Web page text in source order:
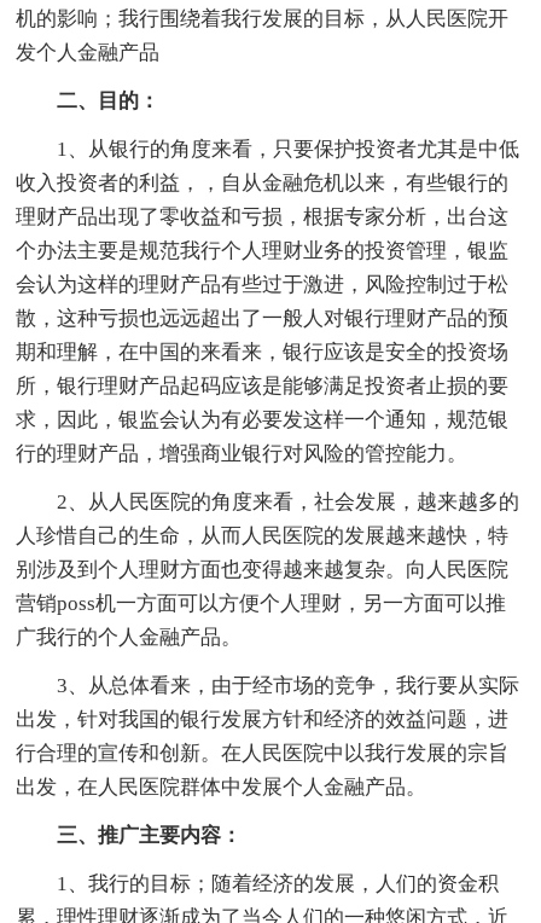
机的影响；我行围绕着我行发展的目标，从人民医院开
发个人金融产品
二、目的：
1、从银行的角度来看，只要保护投资者尤其是中低
收入投资者的利益，，自从金融危机以来，有些银行的
理财产品出现了零收益和亏损，根据专家分析，出台这
个办法主要是规范我行个人理财业务的投资管理，银监
会认为这样的理财产品有些过于激进，风险控制过于松
散，这种亏损也远远超出了一般人对银行理财产品的预
期和理解，在中国的来看来，银行应该是安全的投资场
所，银行理财产品起码应该是能够满足投资者止损的要
求，因此，银监会认为有必要发这样一个通知，规范银
行的理财产品，增强商业银行对风险的管控能力。
2、从人民医院的角度来看，社会发展，越来越多的
人珍惜自己的生命，从而人民医院的发展越来越快，特
别涉及到个人理财方面也变得越来越复杂。向人民医院
营销poss机一方面可以方便个人理财，另一方面可以推
广我行的个人金融产品。
3、从总体看来，由于经市场的竞争，我行要从实际
出发，针对我国的银行发展方针和经济的效益问题，进
行合理的宣传和创新。在人民医院中以我行发展的宗旨
出发，在人民医院群体中发展个人金融产品。
三、推广主要内容：
1、我行的目标；随着经济的发展，人们的资金积
累，理性理财逐渐成为了当今人们的一种悠闲方式，近